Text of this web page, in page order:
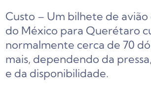
Custo – Um bilhete de
do México para Querétaro
normalmente cerca de 70
mais, dependendo da
e da disponibilidade.